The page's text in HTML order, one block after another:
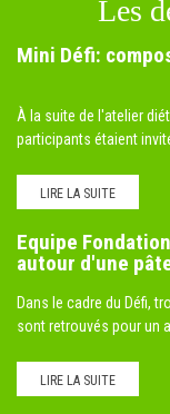
Les
Mini Défi:
À la suite de l'atelier
participants étaient
LIRE LA SUITE
Equipe
autour d'une
Dans le cadre du Défi,
sont retrouvés pour un
LIRE LA SUITE